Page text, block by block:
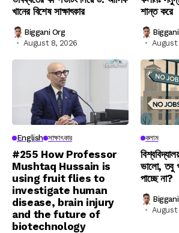
খানের বিশেষ সাক্ষাৎকার
Biggani Org
August 8, 2026
শান্ত করে
August
English সাক্ষাৎকার
#255 How Professor
Mushtaq Hussain is
using fruit flies to
investigate human
disease, brain injury
and the future of
biotechnology
কলাম
ভালো, তবু
পাচ্ছে না?
August